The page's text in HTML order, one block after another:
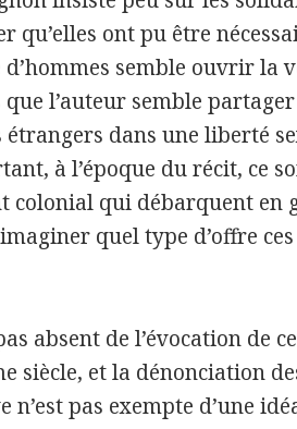
qu’elles ont pu être
d’hommes semble ouvrir la
l’auteur semble
dans une liberté
à l’époque du récit, ce
colonial qui débarquent en
quel type d’offre
absent de l’évocation de
siècle, et la dénonciation
n’est pas exempte d’une